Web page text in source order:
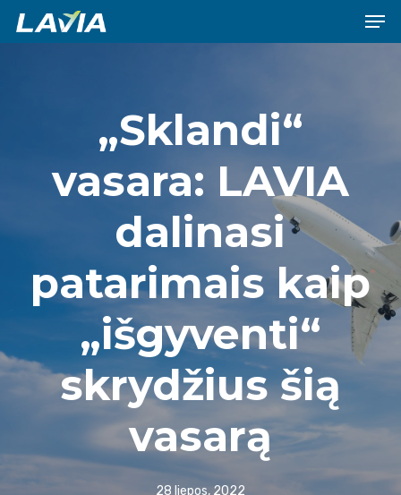
Skip
„Sklandi“
vasara: LAVIA
dalinasi
patarimais kaip
„išgyventi“
skrydžius šią
vasarą
28 liepos, 2022